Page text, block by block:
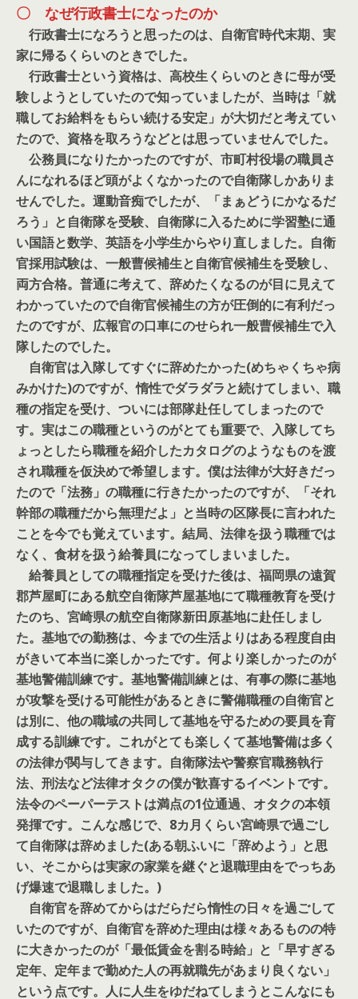
〇 なぜ行政書士になったのか
行政書士になろうと思ったのは、自衛官時代末期、実
家に帰るくらいのときでした。
行政書士という資格は、高校生くらいのときに母が受
験しようとしていたので知っていましたが、当時は「就
職してお給料をもらい続ける安定」が大切だと考えてい
たので、資格を取ろうなどとは思っていませんでした。
公務員になりたかったのですが、市町村役場の職員さ
んになれるほど頭がよくなかったので自衛隊しかありま
せんでした。運動音痴でしたが、「まぁどうにかなるだ
ろう」と自衛隊を受験、自衛隊に入るために学習塾に通
い国語と数学、英語を小学生からやり直しました。自衛
官採用試験は、一般曹候補生と自衛官候補生を受験し、
両方合格。普通に考えて、辞めたくなるのが目に見えて
わかっていたので自衛官候補生の方が圧倒的に有利だっ
たのですが、広報官の口車にのせられ一般曹候補生で入
隊したのでした。
自衛官は入隊してすぐに辞めたかった(めちゃくちゃ病
みかけた)のですが、惰性でダラダラと続けてしまい、職
種の指定を受け、ついには部隊赴任してしまったので
す。実はこの職種というのがとても重要で、入隊してち
ょっとしたら職種を紹介したカタログのようなものを渡
され職種を仮決めで希望します。僕は法律が大好きだっ
たので「法務」の職種に行きたかったのですが、「それ
幹部の職種だから無理だよ」と当時の区隊長に言われた
ことを今でも覚えています。結局、法律を扱う職種では
なく、食材を扱う給養員になってしまいました。
給養員としての職種指定を受けた後は、福岡県の遠賀
郡芦屋町にある航空自衛隊芦屋基地にて職種教育を受け
たのち、宮崎県の航空自衛隊新田原基地に赴任しまし
た。基地での勤務は、今までの生活よりはある程度自由
がきいて本当に楽しかったです。何より楽しかったのが
基地警備訓練です。基地警備訓練とは、有事の際に基地
が攻撃を受ける可能性があるときに警備職種の自衛官と
は別に、他の職域の共同して基地を守るための要員を育
成する訓練です。これがとても楽しくて基地警備は多く
の法律が関与してきます。自衛隊法や警察官職務執行
法、刑法など法律オタクの僕が歓喜するイベントです。
法令のペーパーテストは満点の1位通過、オタクの本領
発揮です。こんな感じで、8カ月くらい宮崎県で過ごし
て自衛隊は辞めました(ある朝ふいに「辞めよう」と思
い、そこからは実家の家業を継ぐと退職理由をでっちあ
げ爆速で退職しました。)
自衛官を辞めてからはだらだら惰性の日々を過ごして
いたのですが、自衛官を辞めた理由は様々あるものの特
に大きかったのが「最低賃金を割る時給」と「早すぎる
定年、定年まで勤めた人の再就職先があまり良くない」
という点です。人に人生をゆだねてしまうとこんなにも